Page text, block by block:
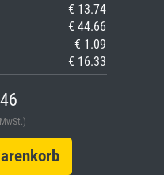
€ 13.74
€ 44.66
€ 1.09
€ 16.33